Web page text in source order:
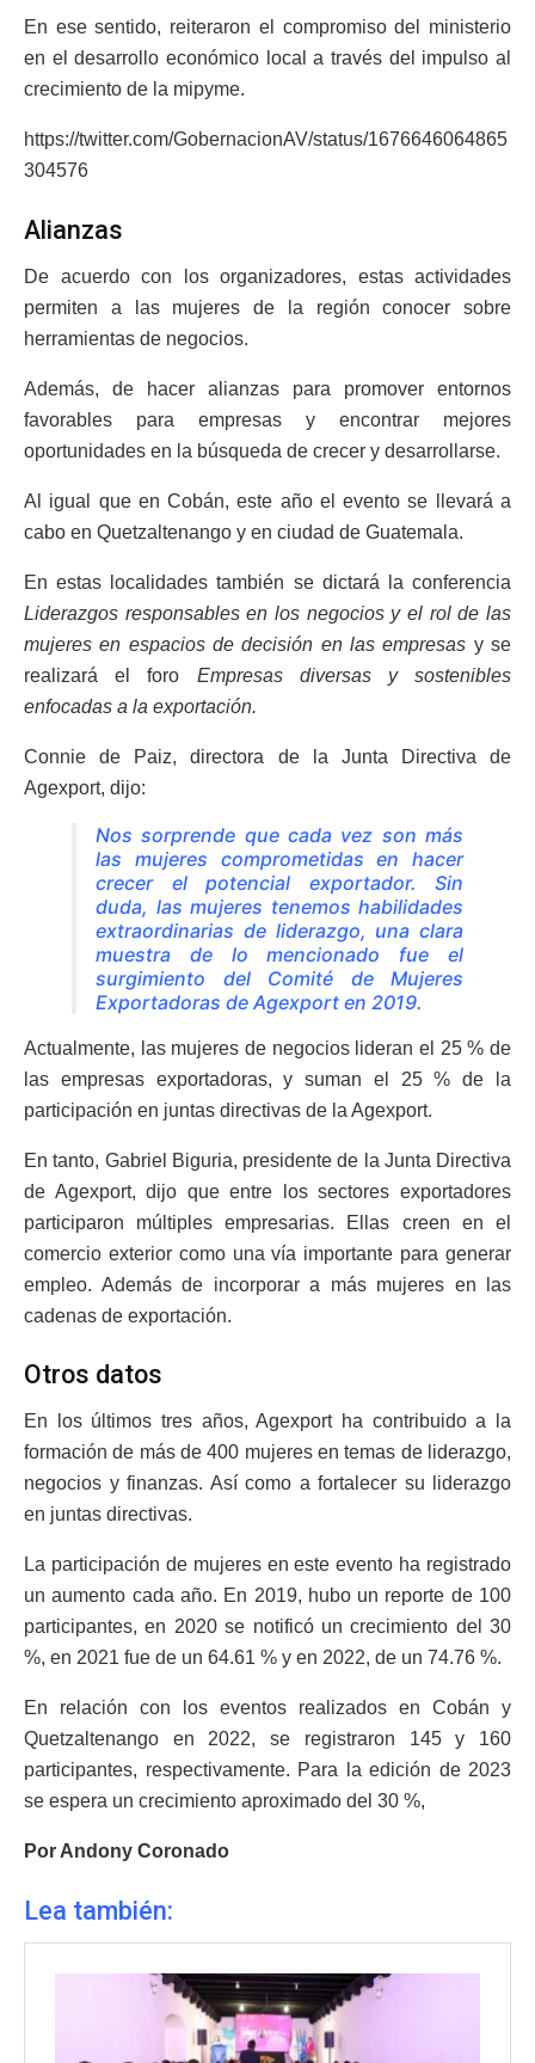
En ese sentido, reiteraron el compromiso del ministerio
en el desarrollo económico local a través del impulso al
crecimiento de la mipyme.
https://twitter.com/GobernacionAV/status/1676646064865
304576
Alianzas
De acuerdo con los organizadores, estas actividades
permiten a las mujeres de la región conocer sobre
herramientas de negocios.
Además, de hacer alianzas para promover entornos
favorables para empresas y encontrar mejores
oportunidades en la búsqueda de crecer y desarrollarse.
Al igual que en Cobán, este año el evento se llevará a
cabo en Quetzaltenango y en ciudad de Guatemala.
En estas localidades también se dictará la conferencia
Liderazgos responsables en los negocios y el rol de las
mujeres en espacios de decisión en las empresas y se
realizará el foro Empresas diversas y sostenibles
enfocadas a la exportación.
Connie de Paiz, directora de la Junta Directiva de
Agexport, dijo:
Nos sorprende que cada vez son más
las mujeres comprometidas en hacer
crecer el potencial exportador. Sin
duda, las mujeres tenemos habilidades
extraordinarias de liderazgo, una clara
muestra de lo mencionado fue el
surgimiento del Comité de Mujeres
Exportadoras de Agexport en 2019.
Actualmente, las mujeres de negocios lideran el 25 % de
las empresas exportadoras, y suman el 25 % de la
participación en juntas directivas de la Agexport.
En tanto, Gabriel Biguria, presidente de la Junta Directiva
de Agexport, dijo que entre los sectores exportadores
participaron múltiples empresarias. Ellas creen en el
comercio exterior como una vía importante para generar
empleo. Además de incorporar a más mujeres en las
cadenas de exportación.
Otros datos
En los últimos tres años, Agexport ha contribuido a la
formación de más de 400 mujeres en temas de liderazgo,
negocios y finanzas. Así como a fortalecer su liderazgo
en juntas directivas.
La participación de mujeres en este evento ha registrado
un aumento cada año. En 2019, hubo un reporte de 100
participantes, en 2020 se notificó un crecimiento del 30
%, en 2021 fue de un 64.61 % y en 2022, de un 74.76 %.
En relación con los eventos realizados en Cobán y
Quetzaltenango en 2022, se registraron 145 y 160
participantes, respectivamente. Para la edición de 2023
se espera un crecimiento aproximado del 30 %,
Por Andony Coronado
Lea también: